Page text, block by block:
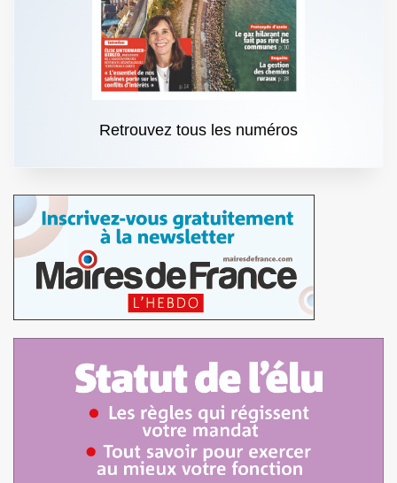
Retrouvez tous les numéros